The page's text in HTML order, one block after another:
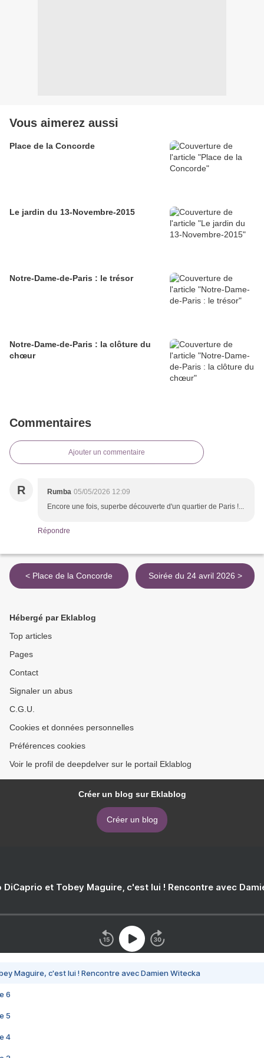
Vous aimerez aussi
Place de la Concorde
Le jardin du 13-Novembre-2015
Notre-Dame-de-Paris : le trésor
Notre-Dame-de-Paris : la clôture du
chœur
Commentaires
Ajouter un commentaire
R Rumba 05/05/2026 12:09
Encore une fois, superbe découverte d'un quartier de Paris !...
Répondre
< Place de la Concorde Soirée du 24 avril 2026 >
Hébergé par Eklablog
Top articles
Pages
Contact
Signaler un abus
C.G.U.
Cookies et données personnelles
Préférences cookies
Voir le profil de deepdelver sur le portail Eklablog
Créer un blog sur Eklablog
Créer un blog
DiCaprio et Tobey Maguire, c'est lui ! Rencontre avec
Maguire, c'est lui ! Rencontre avec Damien Witecka
6
5
4